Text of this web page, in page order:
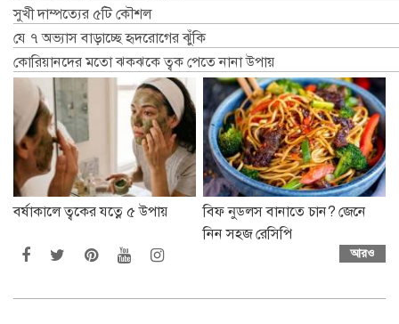
সুখী দাম্পত্যের ৫টি কৌশল
যে ৭ অভ্যাস বাড়াচ্ছে হৃদরোগের ঝুঁকি
কোরিয়ানদের মতো ঝকঝকে ত্বক পেতে নানা উপায়
বর্ষাকালে ত্বকের যত্নে ৫ উপায়
বিফ নুডলস বানাতে চান? জেনে
নিন সহজ রেসিপি
আরও